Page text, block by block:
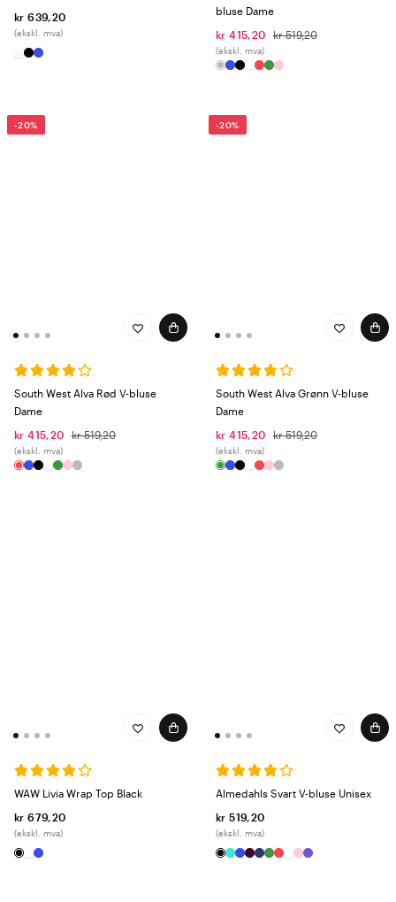
kr 639,20
(ekskl. mva)
bluse Dame
kr 415,20
kr 519,20
(ekskl. mva)
-20%
South West Alva Rød V-bluse
Dame
kr 415,20
kr 519,20
(ekskl. mva)
-20%
South West Alva Grønn V-bluse
Dame
kr 415,20
kr 519,20
(ekskl. mva)
WAW Livia Wrap Top Black
kr 679,20
(ekskl. mva)
Almedahls Svart V-bluse Unisex
kr 519,20
(ekskl. mva)